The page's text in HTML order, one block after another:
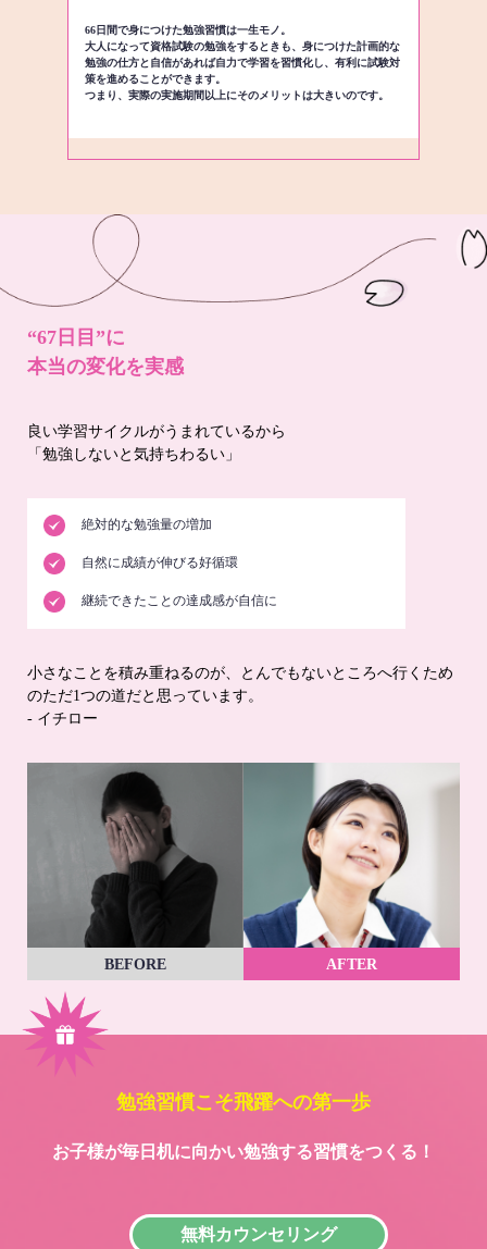
66日間で身につけた勉強習慣は一生モノ。
大人になって資格試験の勉強をするときも、身につけた計画的な
勉強の仕方と自信があれば自力で学習を習慣化し、有利に試験対
策を進めることができます。
つまり、実際の実施期間以上にそのメリットは大きいのです。
“67日目”に
本当の変化を実感
良い学習サイクルがうまれているから
「勉強しないと気持ちわるい」
絶対的な勉強量の増加
自然に成績が伸びる好循環
継続できたことの達成感が自信に
小さなことを積み重ねるのが、とんでもないところへ行くため
のただ1つの道だと思っています。
- イチロー
BEFORE AFTER
勉強習慣こそ飛躍への第一歩
お子様が毎日机に向かい勉強する習慣をつくる！
無料カウンセリング